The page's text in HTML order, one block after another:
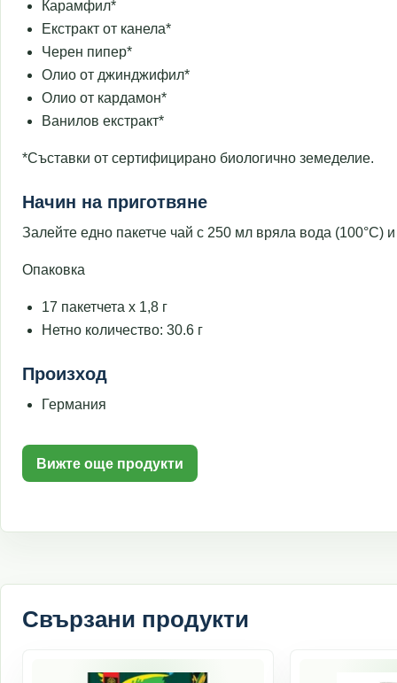
Карамфил*
Екстракт от канела*
Черен пипер*
Олио от джинджифил*
Олио от кардамон*
Ванилов екстракт*
*Съставки от сертифицирано биологично земеделие.
Начин на приготвяне
Залейте едно пакетче чай с 250 мл вряла вода (100°C)
Опаковка
17 пакетчета x 1,8 г
Нетно количество: 30.6 г
Произход
Германия
Вижте още продукти
Свързани продукти